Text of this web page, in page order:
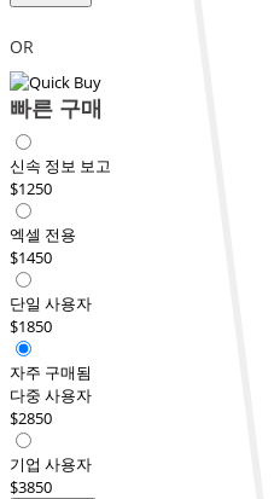
OR
빠른 구매
신속 정보 보고
$1250
엑셀 전용
$1450
단일 사용자
$1850
자주 구매됨
다중 사용자
$2850
기업 사용자
$3850